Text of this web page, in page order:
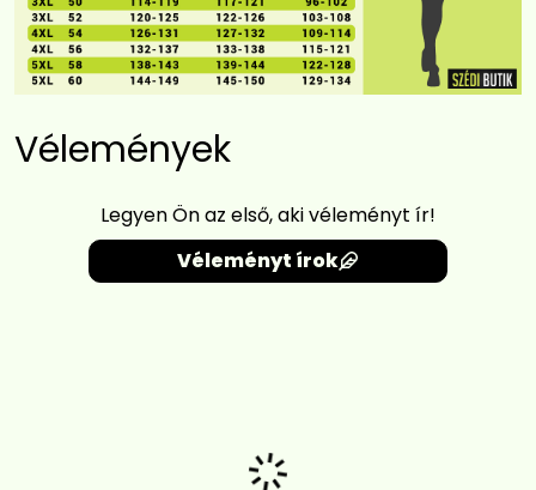
Vélemények
Legyen Ön az első, aki véleményt ír!
Véleményt írok